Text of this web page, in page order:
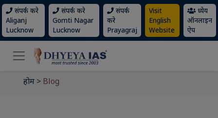
संपर्क करे
Aliganj
Lucknow
संपर्क करे
Gomti Nagar
Lucknow
संपर्क
करे
Prayagraj
Visit
English
Website
ध्येय
ऑनलाइन
ऐप
होम > Blog